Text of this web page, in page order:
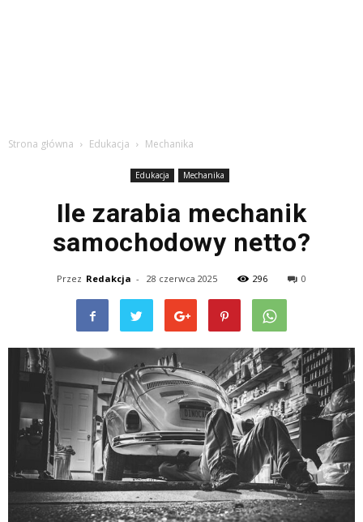
Strona główna Edukacja Mechanika
Edukacja Mechanika
Ile zarabia mechanik
samochodowy netto?
Przez Redakcja - 28 czerwca 2025 296 0